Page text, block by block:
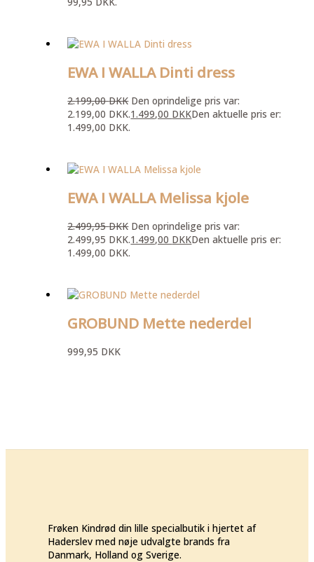
EWA I WALLA Dinti dress
2.199,00DKK Den oprindelige pris var:
2.199,00 DKK.1.499,00 DKKDen aktuelle pris er:
1.499,00 DKK.
EWA I WALLA Melissa kjole
2.499,95DKK Den oprindelige pris var:
2.499,95 DKK.1.499,00 DKKDen aktuelle pris er:
1.499,00 DKK.
GROBUND Mette nederdel
999,95 DKK
Frøken Kindrød din lille specialbutik i hjertet af
Haderslev med nøje udvalgte brands fra
Danmark, Holland og Sverige.